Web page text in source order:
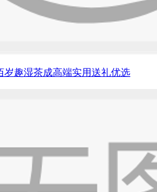
岁趣湿茶成高端实用送礼优选